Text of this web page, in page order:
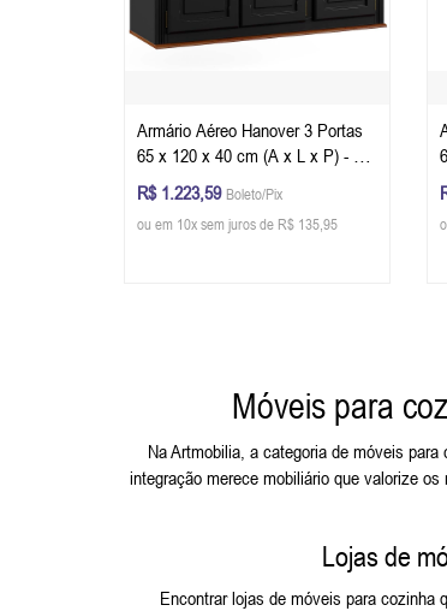
Armário Aéreo Hanover 3 Portas
65 x 120 x 40 cm (A x L x P) - Cor
Preto - Imbuia Glazer
R$ 1.223,59 Boleto/Pix
ou em 10x sem juros de R$ 135,95
Móveis para
Na Artmobilia, a categoria de móveis
integração merece mobiliário que valorize
Lojas de
Encontrar lojas de móveis para cozinha